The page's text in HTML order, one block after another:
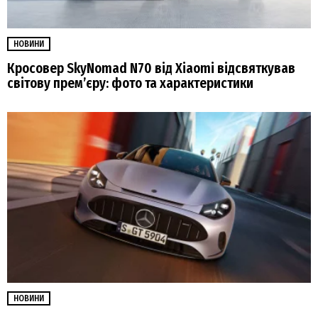
НОВИНИ
Кросовер SkyNomad N70 від Xiaomi відсвяткував
світову прем’єру: фото та характеристики
НОВИНИ